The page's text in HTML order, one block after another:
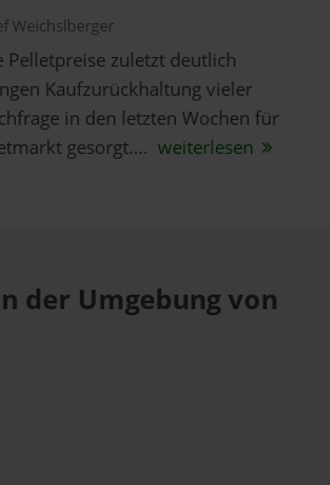
Weichslberger
zuletzt deutlich
Kaufzurückhaltung vieler
in den letzten Wochen für
gesorgt.... weiterlesen
der Umgebung von